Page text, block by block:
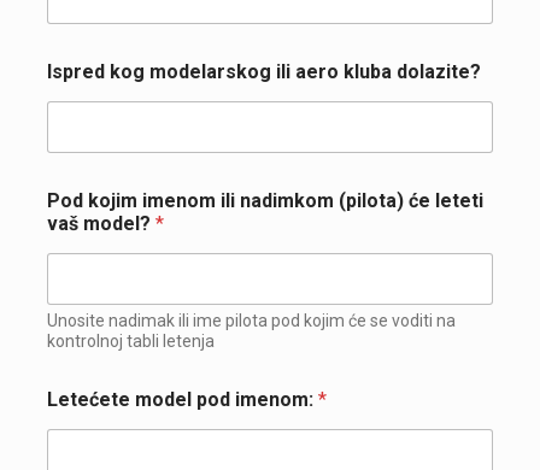
Ispred kog modelarskog ili aero kluba dolazite?
Pod kojim imenom ili nadimkom (pilota) će leteti
vaš model? *
Unosite nadimak ili ime pilota pod kojim će se voditi na
kontrolnoj tabli letenja
Letećete model pod imenom: *